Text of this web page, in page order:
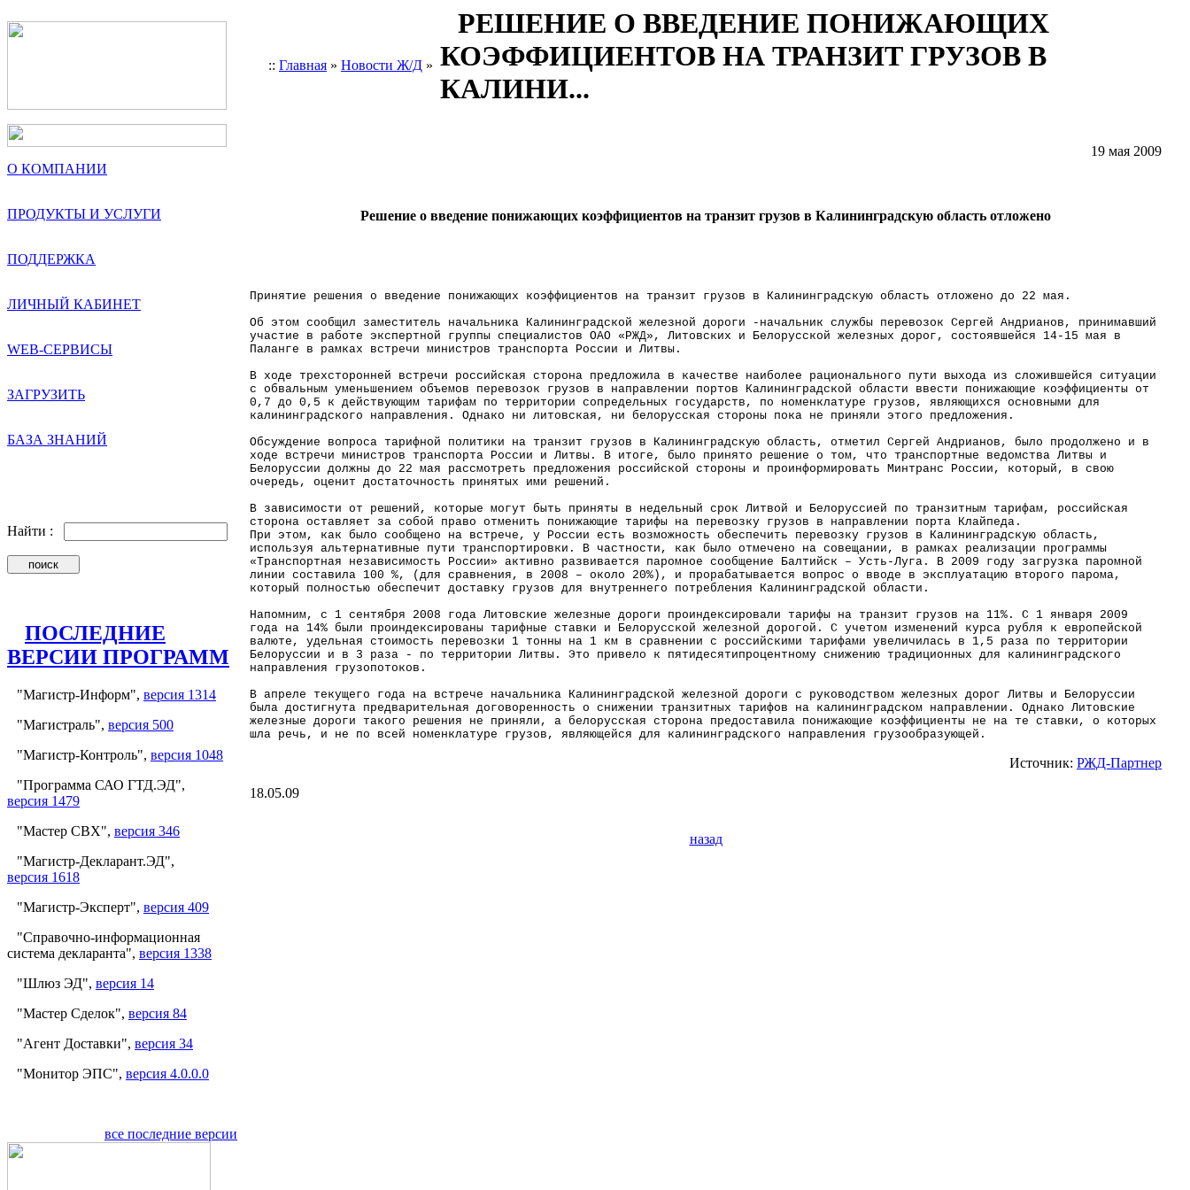
:: Главная » Новости Ж/Д »
РЕШЕНИЕ О ВВЕДЕНИЕ ПОНИЖАЮЩИХ
КОЭФФИЦИЕНТОВ НА ТРАНЗИТ ГРУЗОВ В
КАЛИНИ...
О КОМПАНИИ
ПРОДУКТЫ И УСЛУГИ
ПОДДЕРЖКА
ЛИЧНЫЙ КАБИНЕТ
WEB-СЕРВИСЫ
ЗАГРУЗИТЬ
БАЗА ЗНАНИЙ
Найти :
ПОСЛЕДНИЕ
ВЕРСИИ ПРОГРАММ
"Магистр-Информ", версия 1314
"Магистраль", версия 500
"Магистр-Контроль", версия 1048
"Программа САО ГТД.ЭД",
версия 1479
"Мастер СВХ", версия 346
"Магистр-Декларант.ЭД",
версия 1618
"Магистр-Эксперт", версия 409
"Справочно-информационная
система декларанта", версия 1338
"Шлюз ЭД", версия 14
"Мастер Сделок", версия 84
"Агент Доставки", версия 34
"Монитор ЭПС", версия 4.0.0.0
все последние версии
19 мая 2009
Решение о введение понижающих коэффициентов на транзит грузов в Калининградскую область отложено
Принятие решения о введение понижающих коэффициентов на транзит грузов в Калининградскую область отложено до 22 мая.
Об этом сообщил заместитель начальника Калининградской железной дороги -начальник службы перевозок Сергей Андрианов, принимавший
участие в работе экспертной группы специалистов ОАО «РЖД», Литовских и Белорусской железных дорог, состоявшейся 14-15 мая в
Паланге в рамках встречи министров транспорта России и Литвы.
В ходе трехсторонней встречи российская сторона предложила в качестве наиболее рационального пути выхода из сложившейся ситуации
с обвальным уменьшением объемов перевозок грузов в направлении портов Калининградской области ввести понижающие коэффициенты от
0,7 до 0,5 к действующим тарифам по территории сопредельных государств, по номенклатуре грузов, являющихся основными для
калининградского направления. Однако ни литовская, ни белорусская стороны пока не приняли этого предложения.
Обсуждение вопроса тарифной политики на транзит грузов в Калининградскую область, отметил Сергей Андрианов, было продолжено и в
ходе встречи министров транспорта России и Литвы. В итоге, было принято решение о том, что транспортные ведомства Литвы и
Белоруссии должны до 22 мая рассмотреть предложения российской стороны и проинформировать Минтранс России, который, в свою
очередь, оценит достаточность принятых ими решений.
В зависимости от решений, которые могут быть приняты в недельный срок Литвой и Белоруссией по транзитным тарифам, российская
сторона оставляет за собой право отменить понижающие тарифы на перевозку грузов в направлении порта Клайпеда.
При этом, как было сообщено на встрече, у России есть возможность обеспечить перевозку грузов в Калининградскую область,
используя альтернативные пути транспортировки. В частности, как было отмечено на совещании, в рамках реализации программы
«Транспортная независимость России» активно развивается паромное сообщение Балтийск – Усть-Луга . В 2009 году загрузка паромной
линии составила 100 %, (для сравнения, в 2008 – около 20%), и прорабатывается вопрос о вводе в эксплуатацию второго парома,
который полностью обеспечит доставку грузов для внутреннего потребления Калининградской области.
Напомним, с 1 сентября 2008 года Литовские железные дороги проиндексировали тарифы на транзит грузов на 11%. С 1 января 2009
года на 14% были проиндексированы тарифные ставки и Белорусской железной дорогой. С учетом изменений курса рубля к европейской
валюте, удельная стоимость перевозки 1 тонны на 1 км в сравнении с российскими тарифами увеличилась в 1,5 раза по территории
Белоруссии и в 3 раза - по территории Литвы. Это привело к пятидесятипроцентному снижению традиционных для калининградского
направления грузопотоков.
В апреле текущего года на встрече начальника Калининградской железной дороги с руководством железных дорог Литвы и Белоруссии
была достигнута предварительная договоренность о снижении транзитных тарифов на калининградском направлении. Однако Литовские
железные дороги такого решения не приняли, а белорусская сторона предоставила понижающие коэффициенты не на те ставки, о которых
шла речь, и не по всей номенклатуре грузов, являющейся для калининградского направления грузообразующей.
Источник: РЖД-Партнер
18.05.09
назад